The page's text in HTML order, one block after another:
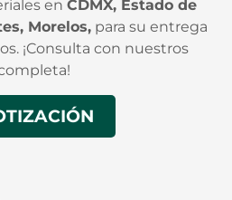
en CDMX, Estado de
Morelos, para su entrega
¡Consulta con nuestros